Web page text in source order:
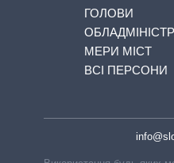
ГОЛОВИ
МЕРИ МІСТ
ВСІ ПЕРСОНИ